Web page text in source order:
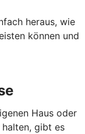
heraus, wie
können und
Haus oder
halten, gibt es